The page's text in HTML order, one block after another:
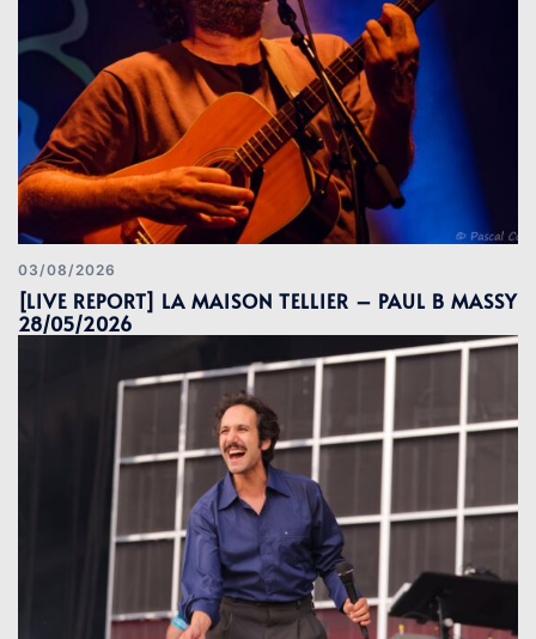
03/08/2026
[LIVE REPORT] LA MAISON TELLIER – PAUL B MASSY
28/05/2026